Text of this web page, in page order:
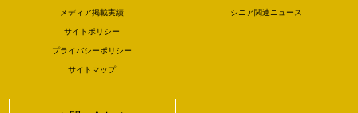
メディア掲載実績
サイトポリシー
プライバシーポリシー
サイトマップ
シニア関連ニュース